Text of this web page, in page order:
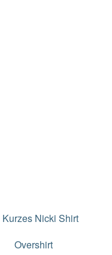
Kurzes Nicki Shirt
Overshirt